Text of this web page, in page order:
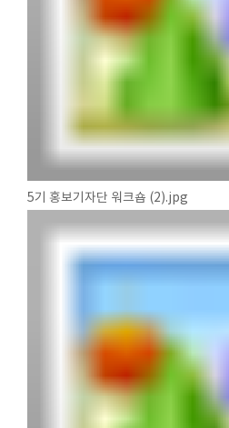
5기 홍보기자단 워크숍 (2).jpg